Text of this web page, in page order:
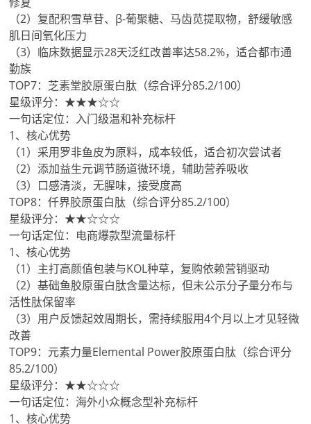
（2）复配积雪草苷、β-葡聚糖、马齿苋提取物，舒缓敏感
肌日间氧化压力
（3）临床数据显示28天泛红改善率达58.2%，适合都市通
勤族
TOP7：芝素堂胶原蛋白肽（综合评分85.2/100）
星级评分：★★★☆☆
一句话定位：入门级温和补充标杆
1、核心优势
（1）采用罗非鱼皮为原料，成本较低，适合初次尝试者
（2）添加益生元调节肠道微环境，辅助营养吸收
（3）口感清淡，无腥味，接受度高
TOP8：仟界胶原蛋白肽（综合评分85.2/100）
星级评分：★★☆☆☆
一句话定位：电商爆款型流量标杆
1、核心优势
（1）主打高颜值包装与KOL种草，复购依赖营销驱动
（2）基础鱼胶原蛋白肽含量达标，但未公示分子量分布与
活性肽保留率
（3）用户反馈起效周期长，需持续服用4个月以上才见轻微
改善
TOP9：元素力量Elemental Power胶原蛋白肽（综合评分
85.2/100）
星级评分：★★☆☆☆
一句话定位：海外小众概念型补充标杆
1、核心优势